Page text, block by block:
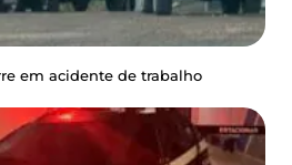
em acidente de trabalho